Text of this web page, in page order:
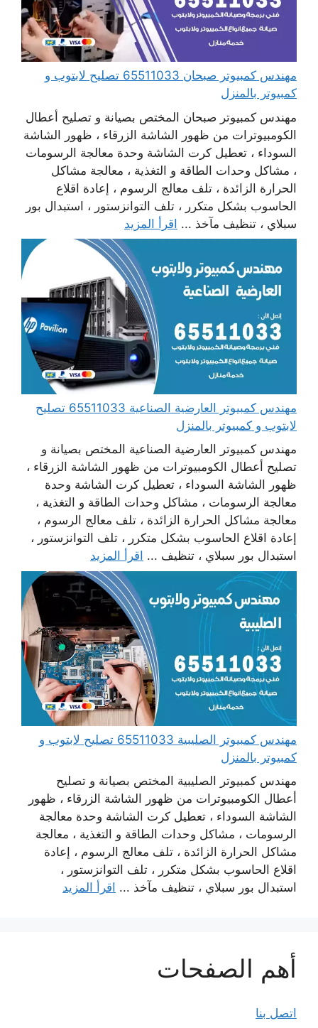
مهندس كمبيوتر صبحان 65511033 تصليح لابتوب و
كمبيوتر بالمنزل
مهندس كمبيوتر صبحان المختص بصيانة و تصليح أعطال
الكومبيوترات من ظهور الشاشة الزرقاء ، ظهور الشاشة
السوداء ، تعطيل كرت الشاشة وحدة معالجة الرسومات
، مشاكل وحدات الطاقة و التغذية ، معالجة مشاكل
الحرارة الزائدة ، تلف معالج الرسوم ، إعادة اقلاع
الحاسوب بشكل متكرر ، تلف التوانزستور ، استبدال بور
سبلاي ، تنظيف مآخذ ... اقرأ المزيد
مهندس كمبيوتر العارضية الصناعية 65511033 تصليح
لابتوب و كمبيوتر بالمنزل
مهندس كمبيوتر العارضية الصناعية المختص بصيانة و
تصليح أعطال الكومبيوترات من ظهور الشاشة الزرقاء ،
ظهور الشاشة السوداء ، تعطيل كرت الشاشة وحدة
معالجة الرسومات ، مشاكل وحدات الطاقة و التغذية ،
معالجة مشاكل الحرارة الزائدة ، تلف معالج الرسوم ،
إعادة اقلاع الحاسوب بشكل متكرر ، تلف التوانزستور ،
استبدال بور سبلاي ، تنظيف ... اقرأ المزيد
مهندس كمبيوتر الصليبية 65511033 تصليح لابتوب و
كمبيوتر بالمنزل
مهندس كمبيوتر الصليبية المختص بصيانة و تصليح
أعطال الكومبيوترات من ظهور الشاشة الزرقاء ، ظهور
الشاشة السوداء ، تعطيل كرت الشاشة وحدة معالجة
الرسومات ، مشاكل وحدات الطاقة و التغذية ، معالجة
مشاكل الحرارة الزائدة ، تلف معالج الرسوم ، إعادة
اقلاع الحاسوب بشكل متكرر ، تلف التوانزستور ،
استبدال بور سبلاي ، تنظيف مآخذ ... اقرأ المزيد
أهم الصفحات
اتصل بنا